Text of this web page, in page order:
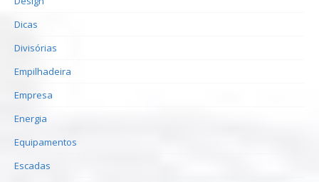
Dicas
Divisórias
Empilhadeira
Empresa
Energia
Equipamentos
Escadas